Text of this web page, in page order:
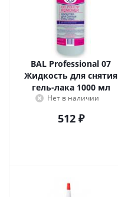
BAL Professional 07
Жидкость для снятия
гель-лака 1000 мл
Нет в наличии
512₽